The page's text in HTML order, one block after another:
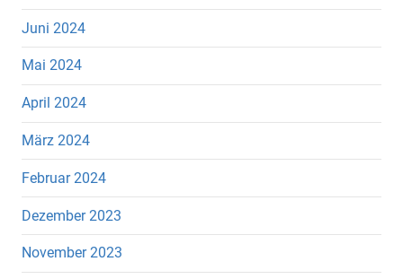
Juni 2024
Mai 2024
April 2024
März 2024
Februar 2024
Dezember 2023
November 2023